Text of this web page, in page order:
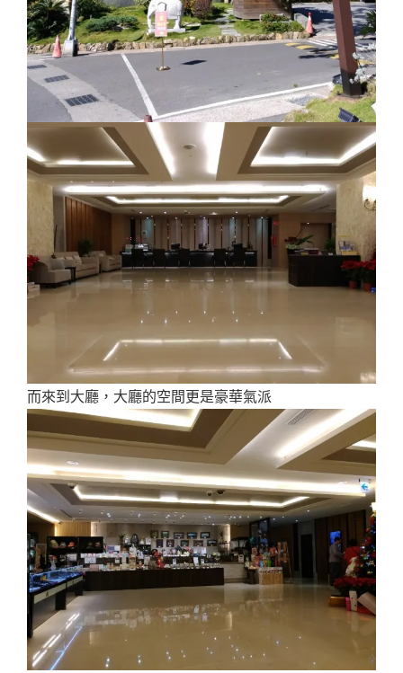
而來到大廳，大廳的空間更是豪華氣派